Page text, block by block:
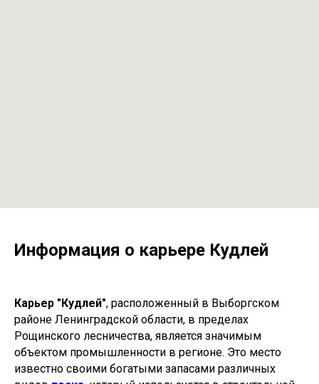
Информация о карьере Кудлей
Карьер "Кудлей", расположенный в Выборгском
районе Ленинградской области, в пределах
Рощинского лесничества, является значимым
объектом промышленности в регионе. Это место
известно своими богатыми запасами различных